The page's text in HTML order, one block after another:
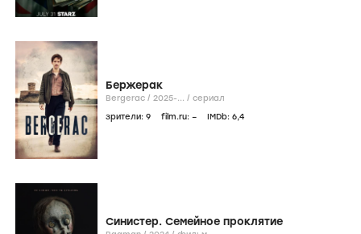
Бержерак
Bergerac / 2025-... / сериал
зрители: 9 film.ru: – IMDb: 6,4
Синистер. Семейное проклятие